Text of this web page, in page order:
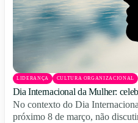
LIDERANÇA CULTURA ORGANIZACIONAL
Dia Internacional da Mulher:
No contexto do Dia
próximo 8 de março, não